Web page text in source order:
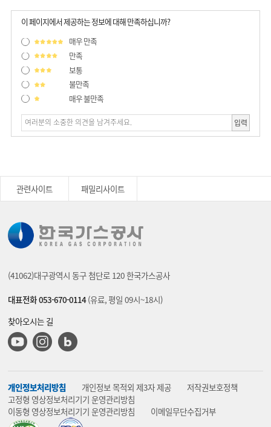
이 페이지에서 제공하는 정보에 대해 만족하십니까?
매우 만족
만족
보통
불만족
매우 불만족
입력
관련사이트 패밀리사이트
(41062)대구광역시 동구 첨단로 120 한국가스공사
대표전화 053-670-0114(유료, 평일 09시~18시)
찾아오시는 길
유튜브인스타그램블로그
개인정보처리방침 개인정보 목적외 제3자 제공
저작권보호정책
고정형 영상정보처리기기 운영관리방침
이동형 영상정보처리기기 운영관리방침
이메일무단수집거부